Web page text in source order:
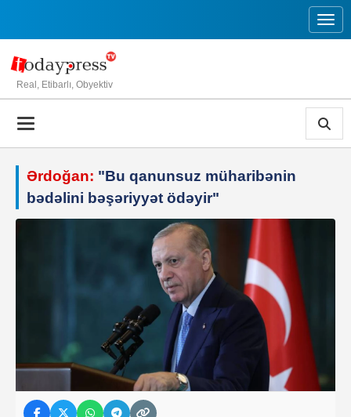
Real, Etibarlı, Obyektiv
Ərdoğan: "Bu qanunsuz müharibənin
bədəlini bəşəriyyət ödəyir"